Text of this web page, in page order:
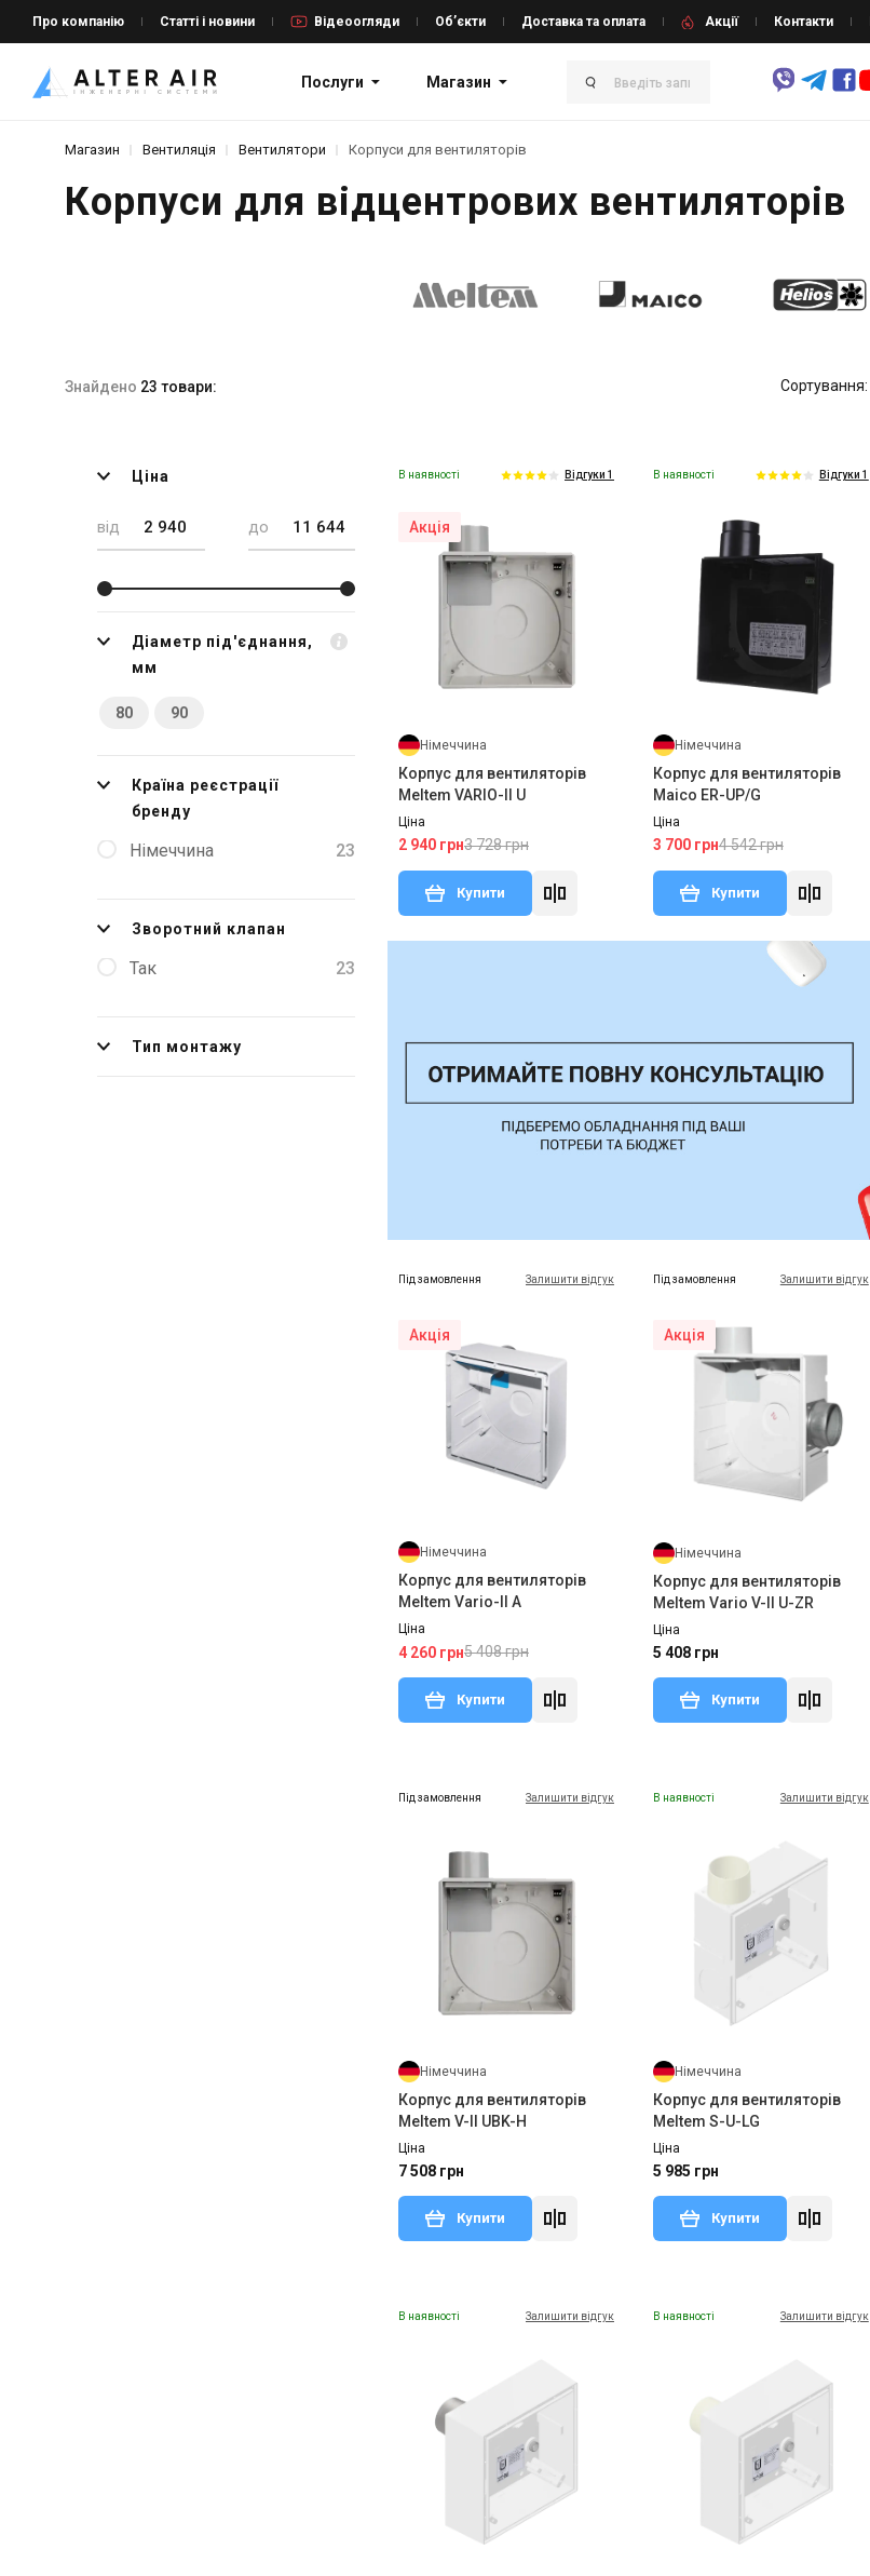
Про компанію Статті і новини Відеоогляди Об’єкти Доставка та оплата Акції Контакти
Послуги Магазин
Магазин Вентиляція Вентилятори Корпуси для вентиляторів
Корпуси для відцентрових вентиляторів
Знайдено 23 товари: Сортування:
Ціна
від до
Діаметр під'єднання,
мм
80 90
Країна реєстрації
бренду
Німеччина 23
Зворотний клапан
Так 23
Тип монтажу
В наявності Відгуки 1
Акція
Німеччина
Корпус для вентиляторів
Meltem VARIO-II U
Ціна
2 940 грн3 728 грн
Купити
В наявності Відгуки 1
Німеччина
Корпус для вентиляторів
Maico ER-UP/G
Ціна
3 700 грн4 542 грн
Купити
Під замовлення Залишити відгук
Акція
Німеччина
Корпус для вентиляторів
Meltem Vario-II A
Ціна
4 260 грн5 408 грн
Купити
Під замовлення Залишити відгук
Акція
Німеччина
Корпус для вентиляторів
Meltem Vario V-II U-ZR
Ціна
5 408 грн
Купити
Під замовлення Залишити відгук
Німеччина
Корпус для вентиляторів
Meltem V-II UBK-H
Ціна
7 508 грн
Купити
В наявності Залишити відгук
Німеччина
Корпус для вентиляторів
Meltem S-U-LG
Ціна
5 985 грн
Купити
В наявності Залишити відгук В наявності Залишити відгук